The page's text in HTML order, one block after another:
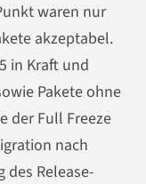
waren nur
akzeptabel.
in Kraft und
Pakete ohne
der Full Freeze
nach
Release-